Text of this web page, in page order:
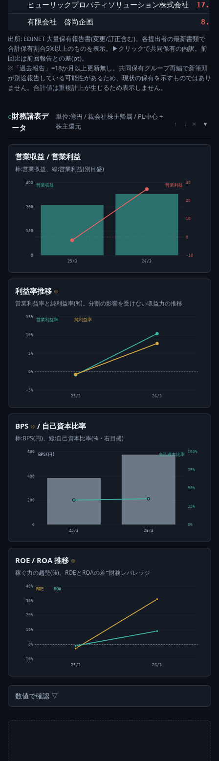
ヒューリックプロパティソリューション株式会社
有限会社 啓尚企画
出所: EDINET 大量保有報告書(変更/訂正含む)。各提出者の最新書類で
合計保有割合5%以上のものを表示。▶クリックで共同保有の内訳。前
回比は前回報告との差(pt)。
※「過去報告」=18か月以上更新無し。共同保有グループ再編で新筆頭
が別途報告している可能性があるため、現状の保有を示すものではあり
ません。合計値は重複計上が生じるため表示しません。
c財務諸表デ
ータ
単位:億円 / 親会社株主帰属 / PL中心 +
株主還元
↑ ↓ ×
営業収益 / 営業利益
棒:営業収益、線:営業利益(別目盛)
0
100
200
300
-10
0
10
20
30
25/3 26/3
営業収益 営業利益
利益率推移 ⊙
営業利益率と純利益率(%)。分割の影響を受けない収益力の推移
-5%
0%
5%
10%
15%
営業利益率 純利益率
25/3 26/3
BPS ⊙ / 自己資本比率
棒:BPS(円)、線:自己資本比率(%・右目盛)
0
200
400
600
0%
25%
50%
75%
100%
25/3 26/3
BPS(円) 自己資本比率
ROE / ROA 推移 ⊙
稼ぐ力の趨勢(%)。ROEとROAの差=財務レバレッジ
-10%
0%
10%
20%
30%
40%
ROE ROA
25/3 26/3
数値で確認 ▽